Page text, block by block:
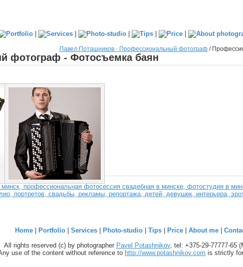
| | | | |
Павел Поташников - Профессиональный фотограф /
фотограф - Фотосъемка баян
профессиональная фотосессия свадебная в минске, фотостудия в
портретов, свадьбы, рекламы, репортажа, детей, девушек, интерьера,
Home | Portfolio | Services | Photo-studio | Tips | Price | About me |
All rights reserved (c) by photographer Pavel Potashnikov, tel: +375-29-77777-65
use of the content without reference to http://www.potashnikov.com is strictly